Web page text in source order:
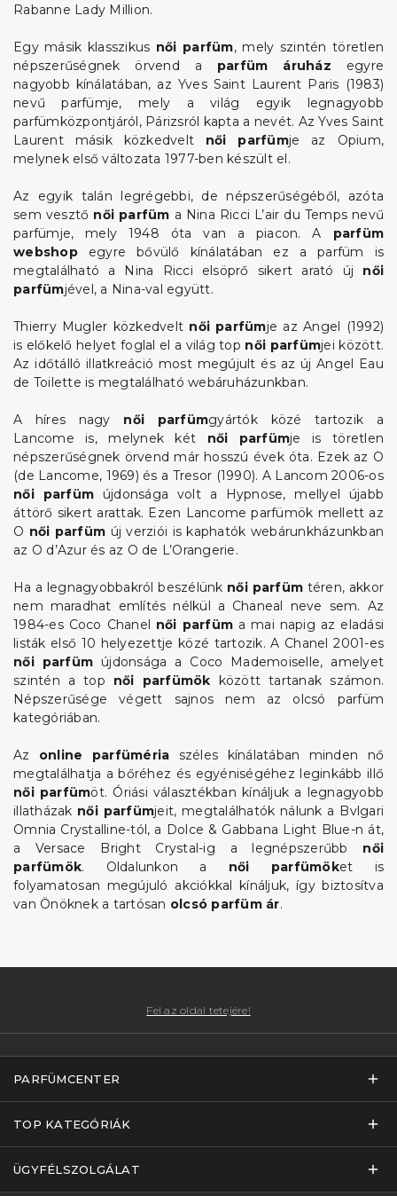
Rabanne Lady Million.
Egy másik klasszikus női parfüm, mely szintén töretlen
népszerűségnek örvend a parfüm áruház egyre
nagyobb kínálatában, az Yves Saint Laurent Paris (1983)
nevű parfümje, mely a világ egyik legnagyobb
parfümközpontjáról, Párizsról kapta a nevét. Az Yves Saint
Laurent másik közkedvelt női parfümje az Opium,
melynek első változata 1977-ben készült el.
Az egyik talán legrégebbi, de népszerűségéből, azóta
sem vesztő női parfüm a Nina Ricci L’air du Temps nevű
parfümje, mely 1948 óta van a piacon. A parfüm
webshopegyre bővülő kínálatában ez a parfüm is
megtalálható a Nina Ricci elsöprő sikert arató új női
parfümjével, a Nina-val együtt.
Thierry Mugler közkedvelt női parfümje az Angel (1992)
is előkelő helyet foglal el a világ top női parfümjei között.
Az időtálló illatkreáció most megújult és az új Angel Eau
de Toilette is megtalálható webáruházunkban.
A híres nagy női parfümgyártók közé tartozik a
Lancome is, melynek két női parfümje is töretlen
népszerűségnek örvend már hosszú évek óta. Ezek az O
(de Lancome, 1969) és a Tresor (1990). A Lancom 2006-os
női parfüm újdonsága volt a Hypnose, mellyel újabb
áttörő sikert arattak. Ezen Lancome parfümök mellett az
O női parfüm új verziói is kaphatók webárunkházunkban
az O d’Azur és az O de L’Orangerie.
Ha a legnagyobbakról beszélünk női parfüm téren, akkor
nem maradhat említés nélkül a Chaneal neve sem. Az
1984-es Coco Chanel női parfüm a mai napig az eladási
listák első 10 helyezettje közé tartozik. A Chanel 2001-es
női parfüm újdonsága a Coco Mademoiselle, amelyet
szintén a top női parfümök között tartanak számon.
Népszerűsége végett sajnos nem az olcsó parfüm
kategóriában.
Az online parfüméria széles kínálatában minden nő
megtalálhatja a bőréhez és egyéniségéhez leginkább illő
női parfümöt. Óriási választékban kínáljuk a legnagyobb
illatházak női parfümjeit, megtalálhatók nálunk a Bvlgari
Omnia Crystalline-tól, a Dolce & Gabbana Light Blue-n át,
a Versace Bright Crystal-ig a legnépszerűbb női
parfümök. Oldalunkon a női parfümöket is
folyamatosan megújuló akciókkal kínáljuk, így biztosítva
van Önöknek a tartósan olcsó parfüm ár.
Fel az oldal tetejére!
PARFÜMCENTER
TOP KATEGÓRIÁK
ÜGYFÉLSZOLGÁLAT